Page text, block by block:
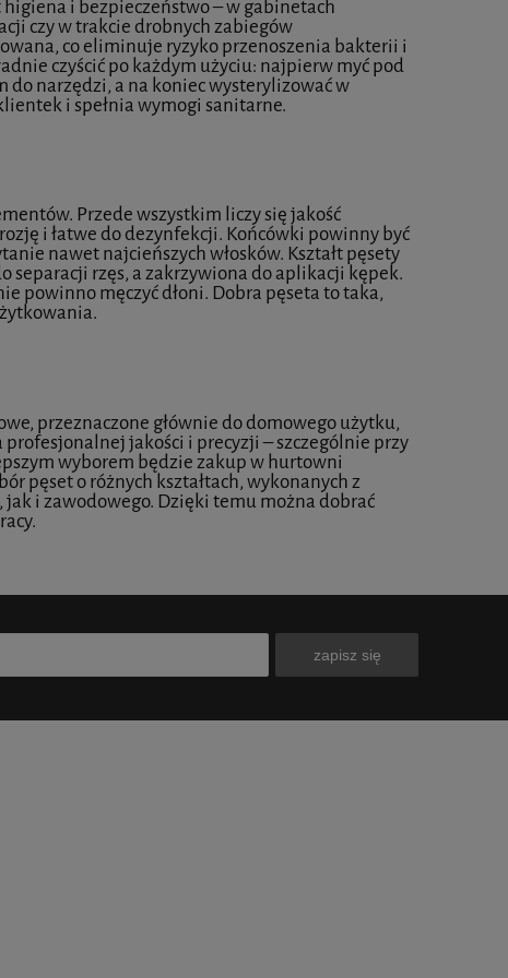
349,00 zł
powiadom o
i bezpieczeństwo – w gabinetach
czy w trakcie drobnych zabiegów
co eliminuje ryzyko przenoszenia bakterii i
czyścić po każdym użyciu: najpierw myć pod
narzędzi, a na koniec wysterylizować w
i spełnia wymogi sanitarne.
Przede wszystkim liczy się jakość
i łatwe do dezynfekcji. Końcówki powinny być
nawet najcieńszych włosków. Kształt pęsety
separacji rzęs, a zakrzywiona do aplikacji kępek.
powinno męczyć dłoni. Dobra pęseta to taka,
przeznaczone głównie do domowego użytku,
profesjonalnej jakości i precyzji – szczególnie przy
wyborem będzie zakup w hurtowni
pęset o różnych kształtach, wykonanych z
i zawodowego. Dzięki temu można dobrać
zapisz się